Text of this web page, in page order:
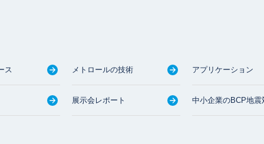
ス メトロールの技術 アプリケーション
展示会レポート 中小企業のBCP地震